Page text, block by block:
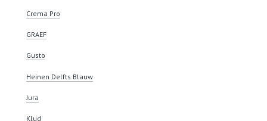
Crema Pro
GRAEF
Gusto
Heinen Delfts Blauw
Jura
Klud